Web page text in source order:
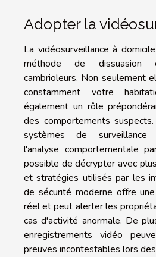
Adopter la
La vidéosurveillance à
méthode de dissuasion
cambrioleurs. Non seulement
constamment votre
également un rôle
des comportements
systèmes de surveillance
l'analyse comportementale
possible de décrypter avec
et stratégies utilisés par les
de sécurité moderne offre
réel et peut alerter les
cas d'activité anormale. De
enregistrements vidéo
preuves incontestables lors